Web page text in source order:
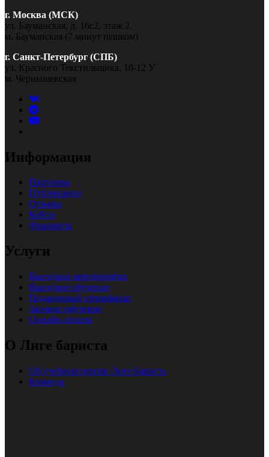
г. Москва (МСК)
ул. Бауманская, д. 16с2, этаж 2.
м. Бауманская (7 минут пешком)
г. Санкт-Петербург (СПБ)
ул. Красного Текстильщика, 10-12 У
м. Чернышевская
Информация
Партнеры
Публикации
Отзывы
Кейсы
Франшиза
Услуги
Выездные мероприятия
Выездное обучение
Подарочный сертификат
Заочное обучение
Онлайн-оплата
О Лиге бариста
Об учебном центре Лиге Бариста
Команда